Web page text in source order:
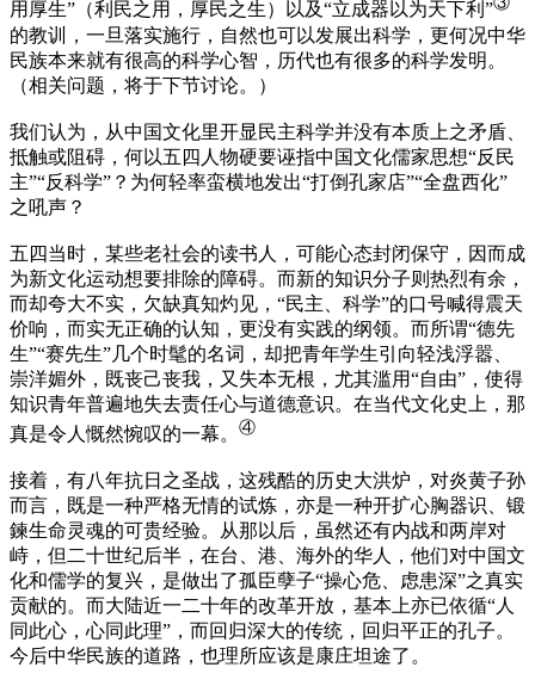
用厚生” （利民之用，厚民之生） 以及“立成器以为天下利”
的教训，一旦落实施行，自然也可以发展出科学，更何况中华
民族本来就有很高的科学心智，历代也有很多的科学发明。
（相关问题，将于下节讨论。）
我们认为，从中国文化里开显民主科学并没有本质上之矛盾、
抵触或阻碍，何以五四人物硬要诬指中国文化儒家思想“反民
主”“反科学”？为何轻率蛮横地发出“打倒孔家店”“全盘西化”
之吼声？
五四当时，某些老社会的读书人，可能心态封闭保守，因而成
为新文化运动想要排除的障碍。而新的知识分子则热烈有余，
而却夸大不实，欠缺真知灼见，“民主、科学”的口号喊得震天
价响，而实无正确的认知，更没有实践的纲领。而所谓“德先
生”“赛先生”几个时髦的名词，却把青年学生引向轻浅浮嚣、
崇洋媚外，既丧己丧我，又失本无根，尤其滥用“自由”，使得
知识青年普遍地失去责任心与道德意识。在当代文化史上，那
真是令人慨然惋叹的一幕。 ④
接着，有八年抗日之圣战，这残酷的历史大洪炉，对炎黄子孙
而言，既是一种严格无情的试炼，亦是一种开扩心胸器识、锻
鍊生命灵魂的可贵经验。从那以后，虽然还有内战和两岸对
峙，但二十世纪后半，在台、港、海外的华人，他们对中国文
化和儒学的复兴，是做出了孤臣孽子“操心危、虑患深”之真实
贡献的。而大陆近一二十年的改革开放，基本上亦已依循“人
同此心，心同此理”，而回归深大的传统，回归平正的孔子。
今后中华民族的道路，也理所应该是康庄坦途了。